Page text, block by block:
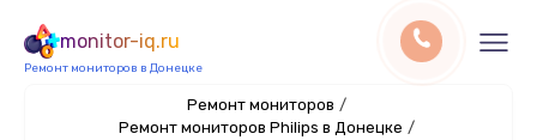
monitor-iq.ru
Ремонт мониторов в Донецке
Ремонт мониторов /
Ремонт мониторов Philips в Донецке /